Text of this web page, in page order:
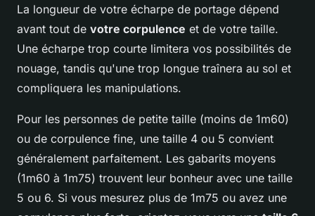
La longueur de votre écharpe de portage dépend
avant tout de votre corpulence et de votre taille.
Une écharpe trop courte limitera vos possibilités de
nouage, tandis qu'une trop longue traînera au sol et
compliquera les manipulations.
Pour les personnes de petite taille (moins de 1m60)
ou de corpulence fine, une taille 4 ou 5 convient
généralement parfaitement. Les gabarits moyens
(1m60 à 1m75) trouvent leur bonheur avec une taille
5 ou 6. Si vous mesurez plus de 1m75 ou avez une